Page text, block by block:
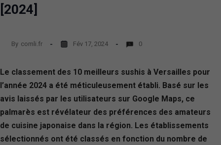
[2024]
By comli.fr Fév 17, 2024 0
Le classement des 10 meilleurs sushis à Versailles pour
l’année 2024 a été méticuleusement établi. Basé sur les
avis laissés par les utilisateurs sur Google Maps, ce
palmarès est révélateur des préférences des amateurs
de cuisine japonaise dans la région. Les établissements
sélectionnés ont été classés en fonction du nombre de